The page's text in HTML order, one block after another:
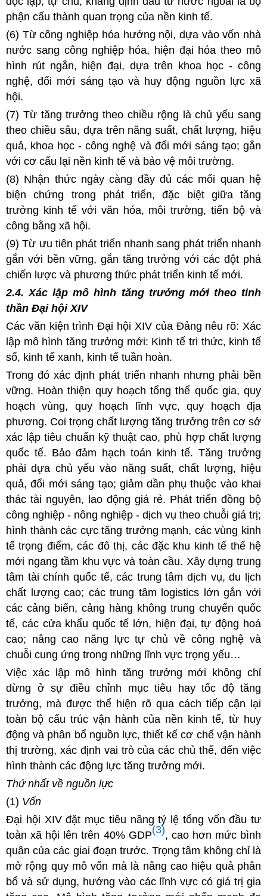
phận cấu thành quan trọng của nền kinh tế.
(6) Từ công nghiệp hóa hướng nội, dựa vào vốn nhà
nước sang công nghiệp hóa, hiện đại hóa theo mô
hình rút ngắn, hiện đại, dựa trên khoa học - công
nghệ, đổi mới sáng tạo và huy động nguồn lực xã
hội.
(7) Từ tăng trưởng theo chiều rộng là chủ yếu sang
theo chiều sâu, dựa trên năng suất, chất lượng, hiệu
quả, khoa học - công nghệ và đổi mới sáng tạo; gắn
với cơ cấu lại nền kinh tế và bảo vệ môi trường.
(8) Nhận thức ngày càng đầy đủ các mối quan hệ
biện chứng trong phát triển, đặc biệt giữa tăng
trưởng kinh tế với văn hóa, môi trường, tiến bộ và
công bằng xã hội.
(9) Từ ưu tiên phát triển nhanh sang phát triển nhanh
gắn với bền vững, gắn tăng trưởng với các đột phá
chiến lược và phương thức phát triển kinh tế mới.
2.4. Xác lập mô hình tăng trưởng mới theo tinh
thần Đại hội XIV
Các văn kiện trình Đại hội XIV của Đảng nêu rõ: Xác
lập mô hình tăng trưởng mới: Kinh tế tri thức, kinh tế
số, kinh tế xanh, kinh tế tuần hoàn.
Trong đó xác định phát triển nhanh nhưng phải bền
vững. Hoàn thiện quy hoạch tổng thể quốc gia, quy
hoạch vùng, quy hoạch lĩnh vực, quy hoạch địa
phương. Coi trọng chất lượng tăng trưởng trên cơ sở
xác lập tiêu chuẩn kỹ thuật cao, phù hợp chất lượng
quốc tế. Bảo đảm hạch toán kinh tế. Tăng trưởng
phải dựa chủ yếu vào năng suất, chất lượng, hiệu
quả, đổi mới sáng tạo; giảm dần phụ thuộc vào khai
thác tài nguyên, lao động giá rẻ. Phát triển đồng bộ
công nghiệp - nông nghiệp - dịch vụ theo chuỗi giá trị;
hình thành các cực tăng trưởng mạnh, các vùng kinh
tế trọng điểm, các đô thị, các đặc khu kinh tế thế hệ
mới ngang tầm khu vực và toàn cầu. Xây dựng trung
tâm tài chính quốc tế, các trung tâm dịch vụ, du lịch
chất lượng cao; các trung tâm logistics lớn gắn với
các cảng biển, cảng hàng không trung chuyển quốc
tế, các cửa khẩu quốc tế lớn, hiện đại, tự động hoá
cao; nâng cao năng lực tự chủ về công nghệ và
chuỗi cung ứng trong những lĩnh vực trọng yếu…
Việc xác lập mô hình tăng trưởng mới không chỉ
dừng ở sự điều chỉnh mục tiêu hay tốc độ tăng
trưởng, mà được thể hiện rõ qua cách tiếp cận lại
toàn bộ cấu trúc vận hành của nền kinh tế, từ huy
động và phân bổ nguồn lực, thiết kế cơ chế vận hành
thị trường, xác định vai trò của các chủ thể, đến việc
hình thành các động lực tăng trưởng mới.
Thứ nhất về nguồn lực
(1) Vốn
Đại hội XIV đặt mục tiêu nâng tỷ lệ tổng vốn đầu tư
toàn xã hội lên trên 40% GDP(3), cao hơn mức bình
quân của các giai đoạn trước. Trọng tâm không chỉ là
mở rộng quy mô vốn mà là nâng cao hiệu quả phân
bổ và sử dụng, hướng vào các lĩnh vực có giá trị gia